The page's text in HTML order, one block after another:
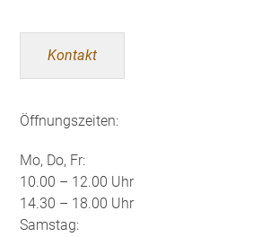
Kontakt
Öffnungszeiten:
Mo, Do, Fr:
10.00 – 12.00 Uhr
14.30 – 18.00 Uhr
Samstag: